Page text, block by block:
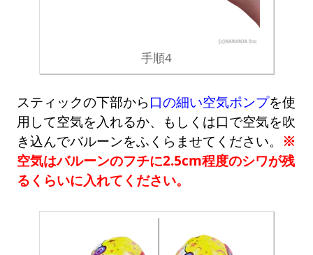
手順4
スティックの下部から 口の細い空気ポンプを使
用して空気を入れるか、もしくは口で空気を吹
き込んでバルーンをふくらませてください。 ※
空気はバルーンのフチに2.5cm程度のシワが残
るくらいに入れてください。